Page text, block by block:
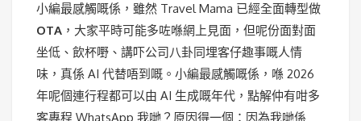
小編最感觸嘅係，雖然 Travel Mama 已經全面轉型做
OTA ，大家平時可能多咗喺網上見面，但呢份面對面
坐低、飲杯嘢、講吓公司八卦同埋客仔趣事嘅人情
味，真係 AI 代替唔到嘅。小編最感觸嘅係，喺 2026
年呢個連行程都可以由 AI 生成嘅年代，點解仲有咁多
客專程 WhatsApp 我哋？原因得一個：因為我哋係